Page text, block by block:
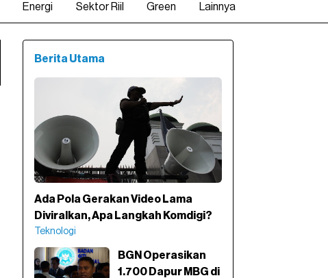
Energi Sektor Riil Green Lainnya
Berita Utama
Ada Pola Gerakan Video Lama
Diviralkan, Apa Langkah Komdigi?
Teknologi
BGN Operasikan
1.700 Dapur MBG di